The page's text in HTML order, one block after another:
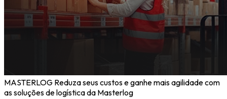
MASTERLOG Reduza seus custos e ganhe mais agilidade com
as soluções de logística da Masterlog